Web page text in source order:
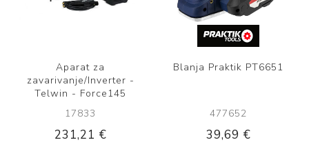
Aparat za
zavarivanje/Inverter -
Telwin - Force145
17833
231,21 €
Blanja Praktik PT6651
477652
39,69 €